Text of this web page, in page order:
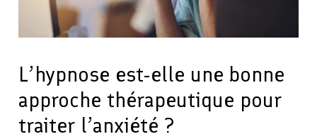
L’hypnose est-elle une bonne
approche thérapeutique pour
traiter l’anxiété ?